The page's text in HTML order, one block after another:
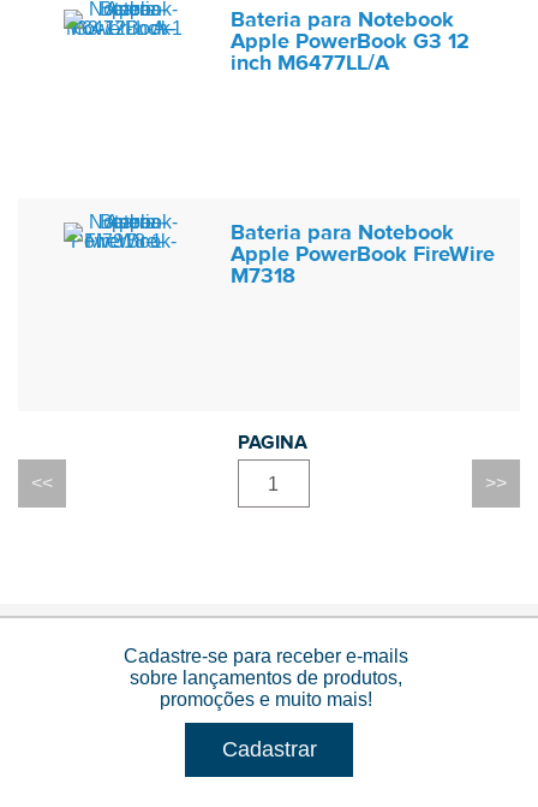
Bateria para Notebook
Apple PowerBook G3 12
inch M6477LL/A
Bateria para Notebook
Apple PowerBook FireWire
M7318
1
Cadastre-se para receber e-mails
sobre lançamentos de produtos,
promoções e muito mais!
Cadastrar